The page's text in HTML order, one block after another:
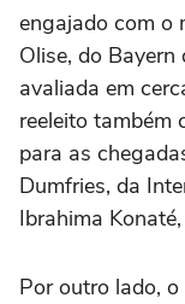
engajado com o
Olise, do Bayern
avaliada em
reeleito também
para as
Dumfries, da
Ibrahima
Por outro lado,